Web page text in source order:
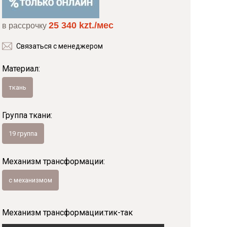
Байс
в рассрочку 25 340 kzt./мес
Связаться с менеджером
Материал:
ткань
Группа ткани:
19 группа
Механизм трансформации:
с механизмом
Механизм трансформации:тик-так